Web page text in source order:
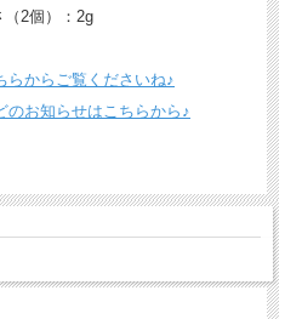
2個）：2g
からご覧くださいね♪
お知らせはこちらから♪